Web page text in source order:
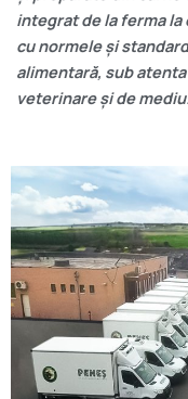
integrat de la ferma
cu normele și
alimentară, sub
veterinare și de